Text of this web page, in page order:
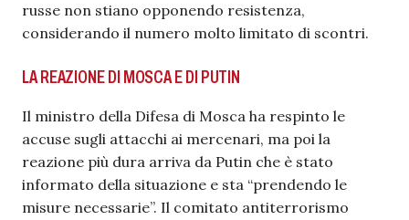
russe non stiano opponendo resistenza,
considerando il numero molto limitato di scontri.
LA REAZIONE DI MOSCA E DI PUTIN
Il ministro della Difesa di Mosca ha respinto le
accuse sugli attacchi ai mercenari, ma poi la
reazione più dura arriva da Putin che è stato
informato della situazione e sta “prendendo le
misure necessarie”. Il comitato antiterrorismo